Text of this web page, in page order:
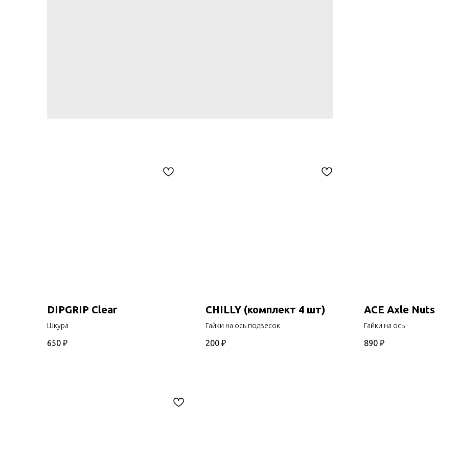
DIPGRIP Clear
Шкура
650 ₽
CHILLY (комплект 4 шт)
Гайки на ось подвесок
200 ₽
ACE Axle Nuts
Гайки на ось
890 ₽